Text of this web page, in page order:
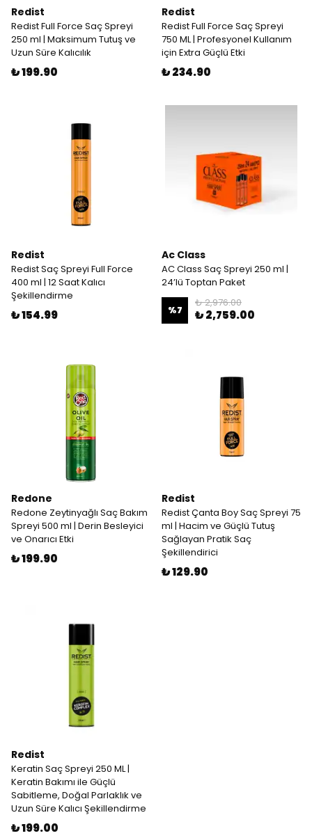
Redist
Redist Full Force Saç Spreyi
250 ml | Maksimum Tutuş ve
Uzun Süre Kalıcılık
₺ 199.90
Redist
Redist Full Force Saç Spreyi
750 ML | Profesyonel Kullanım
için Extra Güçlü Etki
₺ 234.90
Redist
Redist Saç Spreyi Full Force
400 ml | 12 Saat Kalıcı
Şekillendirme
₺ 154.99
Ac Class
AC Class Saç Spreyi 250 ml |
24’lü Toptan Paket
%7
₺ 2,976.00
₺ 2,759.00
Redone
Redone Zeytinyağlı Saç Bakım
Spreyi 500 ml | Derin Besleyici
ve Onarıcı Etki
₺ 199.90
Redist
Redist Çanta Boy Saç Spreyi 75
ml | Hacim ve Güçlü Tutuş
Sağlayan Pratik Saç
Şekillendirici
₺ 129.90
Redist
Keratin Saç Spreyi 250 ML |
Keratin Bakımı ile Güçlü
Sabitleme, Doğal Parlaklık ve
Uzun Süre Kalıcı Şekillendirme
₺ 199.00